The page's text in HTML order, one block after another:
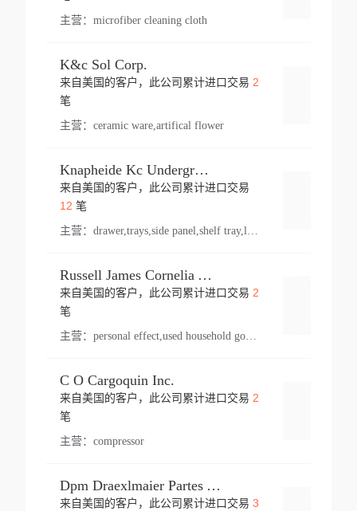
主营： microfiber cleaning cloth
K&c Sol Corp.
来自美国的客户，此公司累计进口交易 2
笔
主营： ceramic ware,artifical flower
Knapheide Kc Underground
来自美国的客户，此公司累计进口交易
12 笔
主营：
Russell James Cornelia Arlington Va
来自美国的客户，此公司累计进口交易 2
笔
主营： personal effect,used household goods
C O Cargoquin Inc.
来自美国的客户，此公司累计进口交易 2
笔
主营： compressor
Dpm Draexlmaier Partes Automotrices Corr Ind Huejotzingo
来自美国的客户，此公司累计进口交易 3